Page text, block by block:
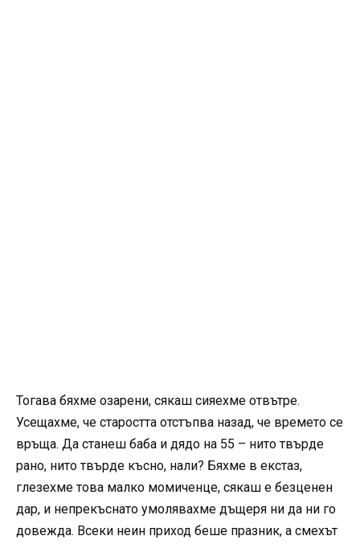
Тогава бяхме озарени, сякаш сияехме отвътре.
Усещахме, че старостта отстъпва назад, че времето се
връща. Да станеш баба и дядо на 55 – нито твърде
рано, нито твърде късно, нали? Бяхме в екстаз,
глезехме това малко момиченце, сякаш е безценен
дар, и непрекъснато умолявахме дъщеря ни да ни го
довежда. Всеки неин приход беше празник, а смехът